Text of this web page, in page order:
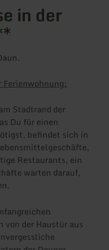
in der
Ferienwohnung:
Stadtrand der
Du für einen
befindet sich in
Restaurants, ein
warten darauf,
von der Haustür aus